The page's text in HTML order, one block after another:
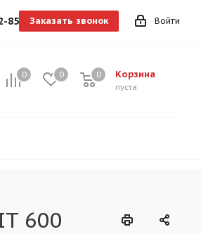
Войти
85 Заказать звонок
0 0 Корзина
0
пуста
0
600